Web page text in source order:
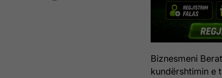
Biznesmeni
kundërshtimin e